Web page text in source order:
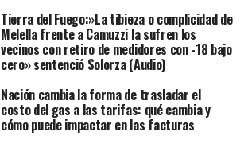
Tierra del Fuego:»La tibieza o complicidad de
Melella frente a Camuzzi la sufren los
vecinos con retiro de medidores con -18 bajo
cero» sentenció Solorza (Audio)
Nación cambia la forma de trasladar el
costo del gas a las tarifas: qué cambia y
cómo puede impactar en las facturas